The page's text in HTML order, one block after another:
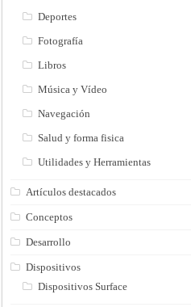
Deportes
Fotografía
Libros
Música y Vídeo
Navegación
Salud y forma fisica
Utilidades y Herramientas
Artículos destacados
Conceptos
Desarrollo
Dispositivos
Dispositivos Surface